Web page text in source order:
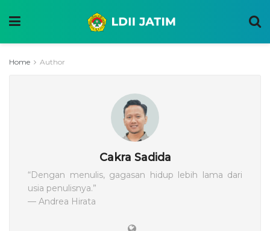
Home Author
Cakra Sadida
“Dengan menulis, gagasan hidup lebih lama dari
usia penulisnya.”
— Andrea Hirata